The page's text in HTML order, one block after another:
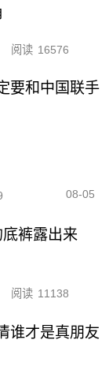
阅读 16576
要和中国联手
08-05
裤露出来
阅读 11138
谁才是真朋友